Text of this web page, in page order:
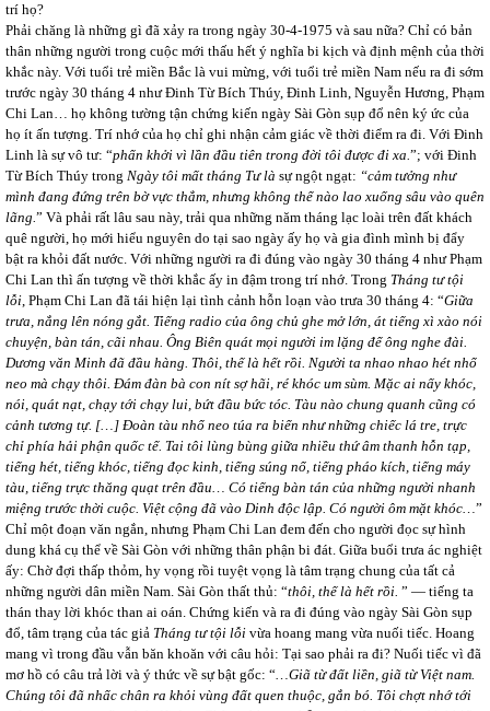
trí họ?
Phải chăng là những gì đã xảy ra trong ngày 30-4-1975 và sau nữa? Chỉ có bản
thân những người trong cuộc mới thấu hết ý nghĩa bi kịch và định mệnh của thời
khắc này. Với tuổi trẻ miền Bắc là vui mừng, với tuổi trẻ miền Nam nếu ra đi sớm
trước ngày 30 tháng 4 như Đinh Từ Bích Thúy, Đinh Linh, Nguyễn Hương, Phạm
Chi Lan… họ không tường tận chứng kiến ngày Sài Gòn sụp đổ nên ký ức của
họ ít ấn tượng. Trí nhớ của họ chỉ ghi nhận cảm giác về thời điểm ra đi. Với Đinh
Linh là sự vô tư: “phấn khởi vì lần đầu tiên trong đời tôi được đi xa.”; với Đinh
Từ Bích Thúy trong Ngày tôi mất tháng Tư là sự ngột ngạt: “cảm tưởng như
mình đang đứng trên bờ vực thẳm, nhưng không thể nào lao xuống sâu vào quên
lãng.” Và phải rất lâu sau này, trải qua những năm tháng lạc loài trên đất khách
quê người, họ mới hiểu nguyên do tại sao ngày ấy họ và gia đình mình bị đẩy
bật ra khỏi đất nước. Với những người ra đi đúng vào ngày 30 tháng 4 như Phạm
Chi Lan thì ấn tượng về thời khắc ấy in đậm trong trí nhớ. Trong Tháng tư tội
lỗi, Phạm Chi Lan đã tái hiện lại tình cảnh hỗn loạn vào trưa 30 tháng 4: “Giữa
trưa, nắng lên nóng gắt. Tiếng radio của ông chủ ghe mở lớn, át tiếng xì xào nói
chuyện, bàn tán, cãi nhau. Ông Biên quát mọi người im lặng để ông nghe đài.
Dương văn Minh đã đầu hàng. Thôi, thế là hết rồi. Người ta nhao nhao hét nhổ
neo mà chạy thôi. Đám đàn bà con nít sợ hãi, ré khóc um sùm. Mặc ai nấy khóc,
nói, quát nạt, chạy tới chạy lui, bứt đầu bức tóc. Tàu nào chung quanh cũng có
cảnh tương tự. […] Đoàn tàu nhổ neo túa ra biển như những chiếc lá tre, trực
chỉ phía hải phận quốc tế. Tai tôi lùng bùng giữa nhiều thứ âm thanh hỗn tạp,
tiếng hét, tiếng khóc, tiếng đọc kinh, tiếng súng nổ, tiếng pháo kích, tiếng máy
tàu, tiếng trực thăng quạt trên đầu… Có tiếng bàn tán của những người nhanh
miệng trước thời cuộc. Việt cộng đã vào Dinh độc lập. Có người ôm mặt khóc…”
Chỉ một đoạn văn ngắn, nhưng Phạm Chi Lan đem đến cho người đọc sự hình
dung khá cụ thể về Sài Gòn với những thân phận bi đát. Giữa buổi trưa ác nghiệt
ấy: Chờ đợi thấp thỏm, hy vọng rồi tuyệt vọng là tâm trạng chung của tất cả
những người dân miền Nam. Sài Gòn thất thủ: “thôi, thế là hết rồi. ” ― tiếng ta
thán thay lời khóc than ai oán. Chứng kiến và ra đi đúng vào ngày Sài Gòn sụp
đổ, tâm trạng của tác giả Tháng tư tội lỗi vừa hoang mang vừa nuối tiếc. Hoang
mang vì trong đầu vẫn băn khoăn với câu hỏi: Tại sao phải ra đi? Nuối tiếc vì đã
mơ hồ có câu trả lời và ý thức về sự bật gốc: “…Giã từ đất liền, giã từ Việt nam.
Chúng tôi đã nhấc chân ra khỏi vùng đất quen thuộc, gắn bó. Tôi chợt nhớ tới